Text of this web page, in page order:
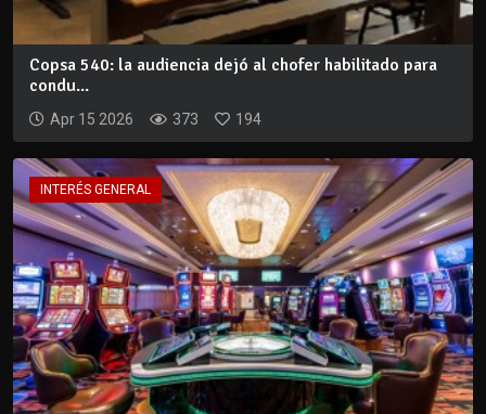
Copsa 540: la audiencia dejó al chofer habilitado para
condu...
Apr 15 2026 373 194
INTERÉS GENERAL